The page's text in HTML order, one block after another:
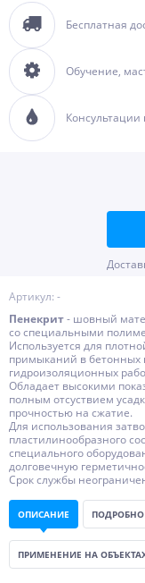
Артикул: -
Пенекрит- шовный
со специальными
Используется для
примыканий в бетонных
гидроизоляционных
Обладает высокими
полным отсуствием
прочностью на сжатие.
Для использования
пластилинообразного
специального
долговечную
Срок службы
Бесплатная
Обучение,
Консультации
ОПИСАНИЕ ПОДРОБНО
ПРИМЕНЕНИЕ НА